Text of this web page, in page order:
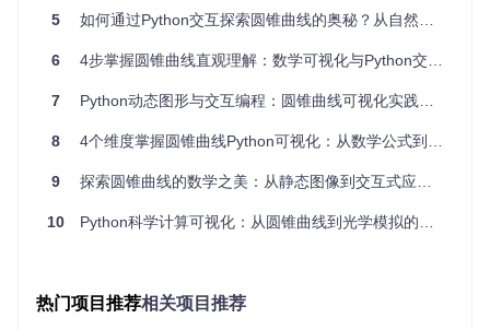
图1：圆锥曲线及其他数学可视化集合，展示了多种曲线形态
圆锥曲线是平面与圆锥面相交的结果，具有统一的数学定义
简单的数学方程可以描述自然界中复杂的曲线现象
核心特性：如何通过参数调整观察曲线变形？
圆锥曲线的魅力在于其形态的多样性和连续性。通过调整关键
5 如何通过Python交互探索圆锥曲线的奥秘？从自然现象到代码实现的直观之旅
6 4步掌握圆锥曲线直观理解：数学可视化与Python交互实战指南
7 Python动态图形与交互编程：圆锥曲线可视化实践指南
8 4个维度掌握圆锥曲线Python可视化：从数学公式到交互编程零基础通关
9 探索圆锥曲线的数学之美：从静态图像到交互式应用的实现之旅
10 Python科学计算可视化：从圆锥曲线到光学模拟的交互实践
热门项目推荐相关项目推荐